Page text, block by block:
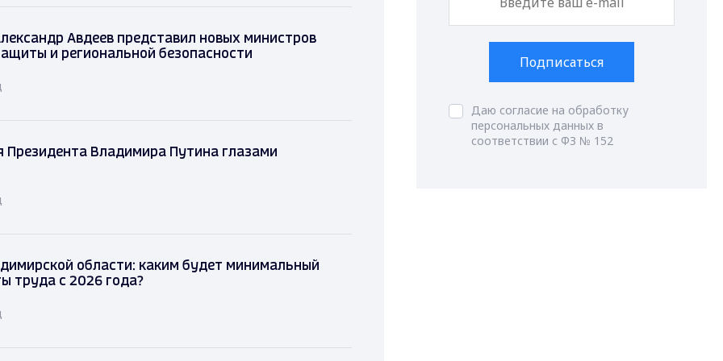
Авдеев представил новых министров
и региональной безопасности
Президента Владимира Путина глазами
области: каким будет минимальный
труда с 2026 года?
Подписаться
Даю согласие на обработку
персональных данных в
соответствии с ФЗ № 152